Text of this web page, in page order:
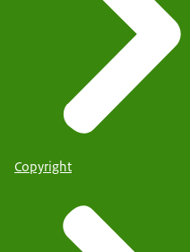
Copyright